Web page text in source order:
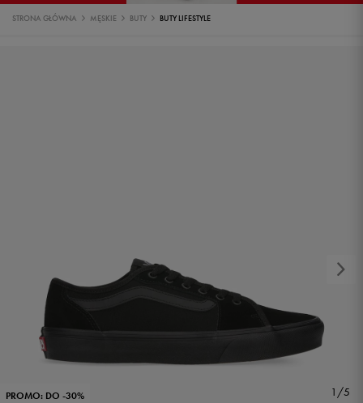
STRONA GŁÓWNA MĘSKIE BUTY BUTY LIFESTYLE
PROMO: DO -30% 1/5